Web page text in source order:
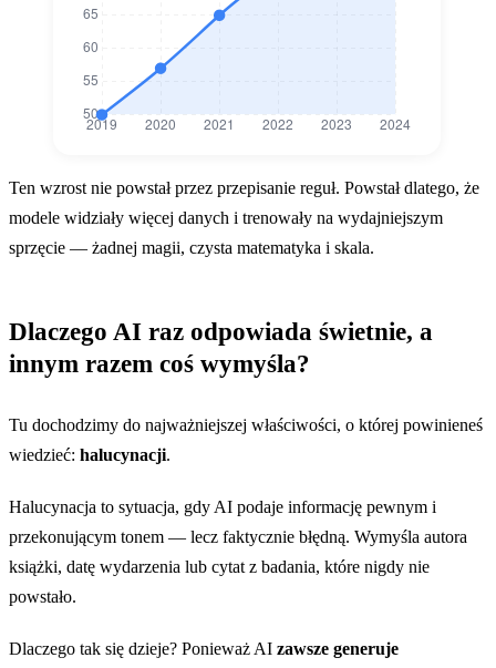
Poprawa wydajności AI w językowym teście
2019 50
2021 65
2023 87
Ten wzrost nie powstał przez przepisanie reguł. Powstał dlatego, że
modele widziały więcej danych i trenowały na wydajniejszym
sprzęcie — żadnej magii, czysta matematyka i skala.
Dlaczego AI raz odpowiada świetnie, a
innym razem coś wymyśla?
Tu dochodzimy do najważniejszej właściwości, o której powinieneś
wiedzieć: halucynacji.
Halucynacja to sytuacja, gdy AI podaje informację pewnym i
przekonującym tonem — lecz faktycznie błędną. Wymyśla autora
książki, datę wydarzenia lub cytat z badania, które nigdy nie
powstało.
Dlaczego tak się dzieje? Ponieważ AI zawsze generuje